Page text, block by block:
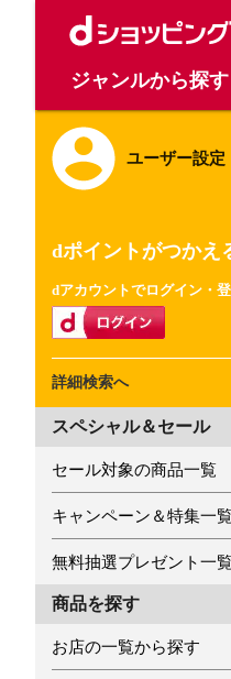
ユーザー設定
dポイントがつかえ
dアカウントでログイン・
詳細検索へ
スペシャル＆セール
セール対象の商品一覧
キャンペーン＆特集一
無料抽選プレゼント一
商品を探す
お店の一覧から探す
ジャンルから探す